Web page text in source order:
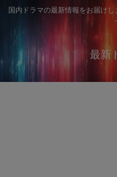
国内ドラマの最新情報をお届け
最新